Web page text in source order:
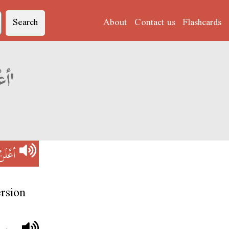
Search About Contact us Flashcards
Derja translation of 'أعْلَنْ إيمَانُو'